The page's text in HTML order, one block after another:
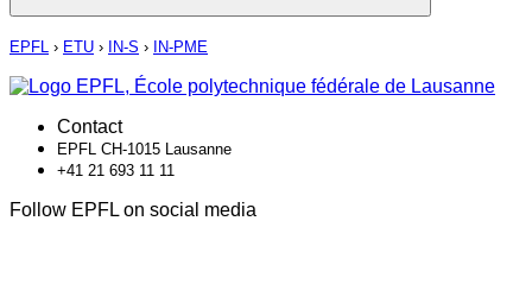
EPFL › ETU › IN-S › IN-PME
Contact
EPFL CH-1015 Lausanne
+41 21 693 11 11
Follow EPFL on social media